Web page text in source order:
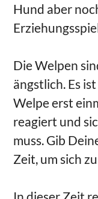
Hund aber
Die Welpen
ängstlich. Es
Welpe erst
reagiert und
muss. Gib
Zeit, um sich